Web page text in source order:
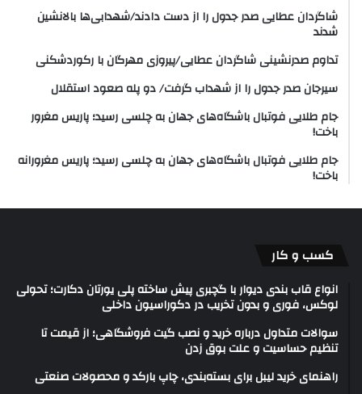
شاگردان عطایی صدر جدول را از دست دادند/شهدابی‌ها بالانشین
شدند
تداوم صدرنشینی شاگردان عطایی/پیروزی مهرگان با رکوردشکنی
سیرجان صدر جدول را از شهداب گرفت/ دو پله صعود استقلال
جام طلایی فوتبال باشگاه‌های جهان به چلسی رسید؛ پاریس مغرور
باخت!
جام طلایی فوتبال باشگاه‌های جهان به چلسی رسید؛ پاریس مغرورانه
باخت!
کسب و کار
انواع قاب بندی دیوار با گچبری پیش ساخته پلی یورتان دکارت؛ تحولی
لوکس، فوری و بدون تخریب در دکوراسیون داخلی
سوالات متداول درباره خرید و نصب گیت فروشگاهی؛ از قیمت تا
تنظیم حساسیت و علت بوق زدن
راهنمای خرید لیبل برای بسته‌بندی، چاپ بارکد و محصولات صنعتی